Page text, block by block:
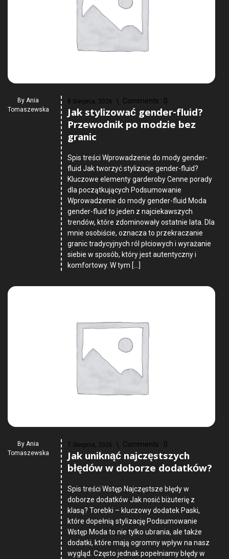
By Ania
Tomaszewska
8 Sierpnia, 2026 Comments : 0
Jak stylizować gender-fluid?
Przewodnik po modzie bez
granic
Spis treści Wprowadzenie do mody gender-
fluid Jak tworzyć stylizacje gender-fluid?
Kluczowe elementy garderoby Cenne porady
dla początkujących Podsumowanie
Wprowadzenie do mody gender-fluid Moda
gender-fluid to jeden z najciekawszych
trendów, które zdominowały ostatnie lata. Dla
mnie osobiście, oznacza to przekraczanie
granic tradycyjnych ról płciowych i wyrażanie
siebie w sposób, który jest autentyczny i
komfortowy. W tym […]
By Ania
Tomaszewska
7 Sierpnia, 2026 Comments : 0
Jak uniknąć najczęstszych
błędów w doborze dodatków?
Spis treści Wstęp Najczęstsze błędy w
doborze dodatków Jak nosić biżuterię z
klasą? Torebki – kluczowy dodatek Paski,
które dopełnią stylizację Podsumowanie
Wstęp Moda to nie tylko ubrania, ale także
dodatki, które mają ogromny wpływ na nasz
wygląd. Często jednak popełniamy błędy w